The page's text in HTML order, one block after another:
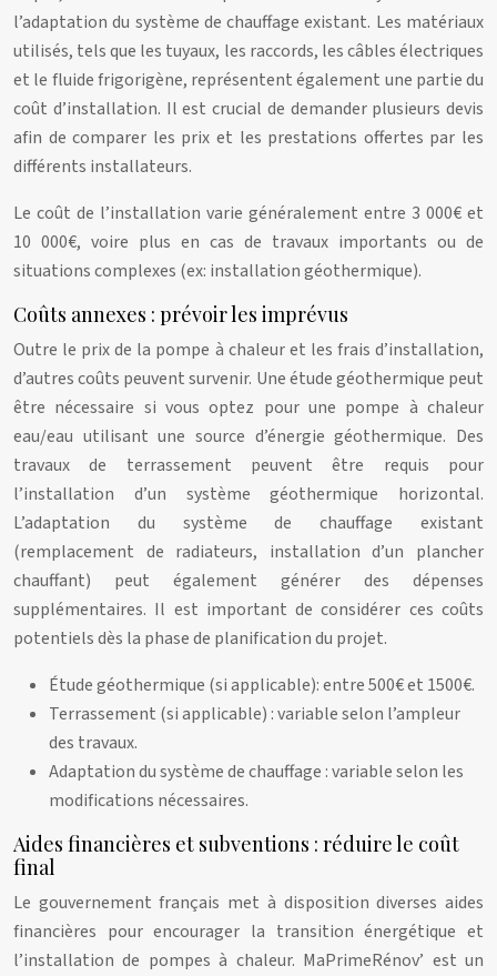
l’adaptation du système de chauffage existant. Les matériaux
utilisés, tels que les tuyaux, les raccords, les câbles électriques
et le fluide frigorigène, représentent également une partie du
coût d’installation. Il est crucial de demander plusieurs devis
afin de comparer les prix et les prestations offertes par les
différents installateurs.
Le coût de l’installation varie généralement entre 3 000€ et
10 000€, voire plus en cas de travaux importants ou de
situations complexes (ex: installation géothermique).
Coûts annexes : prévoir les imprévus
Outre le prix de la pompe à chaleur et les frais d’installation,
d’autres coûts peuvent survenir. Une étude géothermique peut
être nécessaire si vous optez pour une pompe à chaleur
eau/eau utilisant une source d’énergie géothermique. Des
travaux de terrassement peuvent être requis pour
l’installation d’un système géothermique horizontal.
L’adaptation du système de chauffage existant
(remplacement de radiateurs, installation d’un plancher
chauffant) peut également générer des dépenses
supplémentaires. Il est important de considérer ces coûts
potentiels dès la phase de planification du projet.
Étude géothermique (si applicable): entre 500€ et 1500€.
Terrassement (si applicable) : variable selon l’ampleur
des travaux.
Adaptation du système de chauffage : variable selon les
modifications nécessaires.
Aides financières et subventions : réduire le coût
final
Le gouvernement français met à disposition diverses aides
financières pour encourager la transition énergétique et
l’installation de pompes à chaleur. MaPrimeRénov’ est un